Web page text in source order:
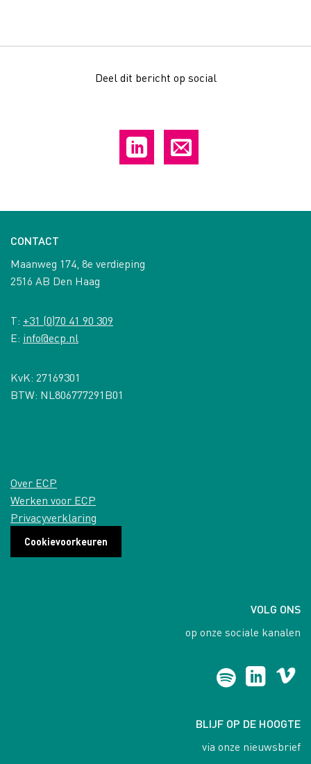
Deel dit bericht op social
CONTACT
Maanweg 174, 8e verdieping
2516 AB Den Haag
T: +31 (0)70 41 90 309
E: info@ecp.nl
KvK: 27169301
BTW: NL806777291B01
Over ECP
Werken voor ECP
Privacyverklaring
Cookievoorkeuren
VOLG ONS
op onze sociale kanalen
BLIJF OP DE HOOGTE
via onze nieuwsbrief